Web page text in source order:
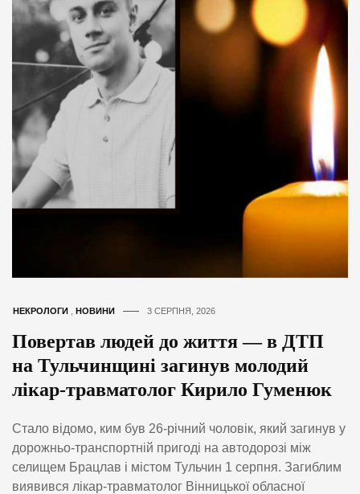
НЕКРОЛОГИ НОВИНИ 3 СЕРПНЯ, 2026
Повертав людей до життя — в ДТП
на Тульчинщині загинув молодий
лікар-травматолог Кирило Гуменюк
Стало відомо, ким був 26-річний чоловік, який загинув у
дорожньо-транспортній пригоді на автодорозі між
селищем Брацлав і містом Тульчин 1 серпня. Загиблим
виявився лікар-травматолог Вінницької обласної